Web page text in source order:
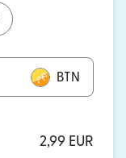
BTN
2,99 EUR